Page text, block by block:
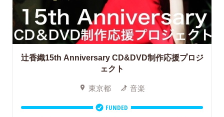
辻香織15th Anniversary CD&DVD制作応援プロジ
ェクト
東京都 音楽
FUNDED